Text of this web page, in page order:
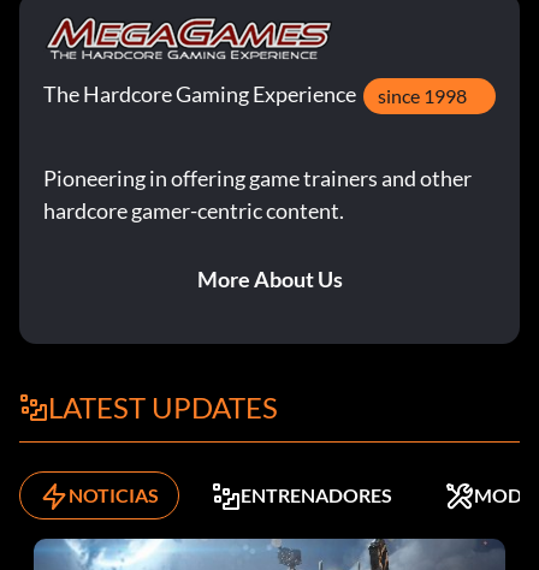
The Hardcore Gaming Experience since 1998
Pioneering in offering game trainers and other
hardcore gamer-centric content.
More About Us
LATEST UPDATES
NOTICIAS ENTRENADORES MODS